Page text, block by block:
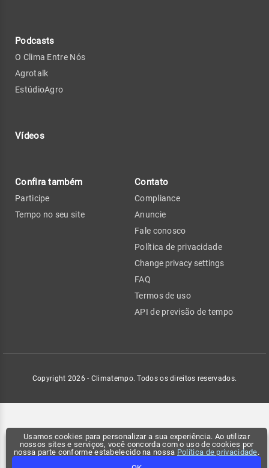
Usamos cookies para personalizar a sua experiência. Ao utilizar
nossos sites e serviços, você concorda com o uso de cookies por
nossa parte conforme estabelecido na nossa Política de privacidade.
Podcasts
O Clima Entre Nós
Agrotalk
EstúdioAgro
Vídeos
Confira também
Participe
Tempo no seu site
Contato
Compliance
Anuncie
Fale conosco
Política de privacidade
Change privacy settings
FAQ
Termos de uso
API de previsão de tempo
Copyright 2026 - Climatempo. Todos os direitos reservados.